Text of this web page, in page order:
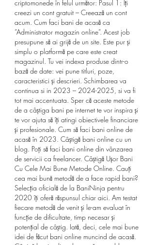
criptomonede în felul următor: Pasul 1: Îți
creezi un cont gratuit – Creează un cont
acum. Cum faci bani de acasă ca
”Administrator magazin online”. Acest job
presupune să ai grijă de un site. Este pur și
simplu o platformă pe care este creat
magazinul. Tu vei indexa produse dintr-o
bază de date: vei pune titluri, poze,
caracteristici și descrieri. Schimbarea va
continua si in 2023 – 2024-2025, si va fi
tot mai accentuata. Sper că aceste metode
de a câștiga bani pe internet te vor inspira și
te vor ajuta să îți atingi obiectivele financiare
și profesionale. Cum să faci bani online de
acasă în 2023. Câștigă bani online cu un
blog. Poți să faci bani online din vânzarea
de servicii ca freelancer. Câștigă Ușor Bani
Cu Cele Mai Bune Metode Online. Cauți
cea mai bună metodă de a face rapid bani?
Selecția oficială de la BaniNinja pentru
2020 îți oferă răspunsul chiar aici. Am testat
fiecare metodă de venit și le-am evaluat în
funcție de dificultate, timp necesar și
potențial de câștig. Iată, deci, cele mai bune
idei de făcut bani online muncind de acasă.